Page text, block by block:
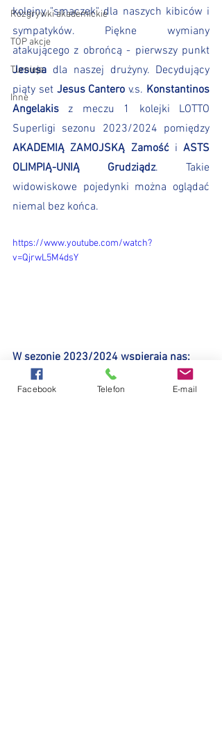
Rozgrywki akademickie
TOP akcje
Turnieje
Inne
kolejny "smaczek" dla naszych kibiców i
sympatyków. Piękne wymiany
Jesusa dla naszej drużyny. Decydujący
piąty set Jesus Cantero v.s. Konstantinos
Angelakis z meczu 1 kolejki LOTTO
AKADEMIĄ ZAMOJSKĄ Zamość i ASTS
OLIMPIĄ-UNIĄ Grudziądz. Takie
widowiskowe pojedynki można oglądać
niemal bez końca.
https://www.youtube.com/watch?
v=QjrwL5M4dsY
W sezonie 2023/2024 wspierają nas:
Facebook Telefon E-mail